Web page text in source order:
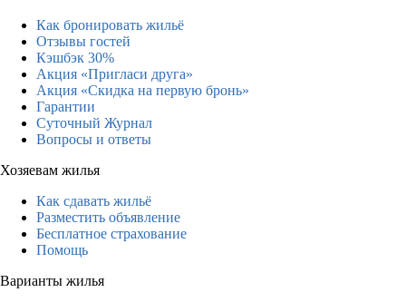
Как бронировать жильё
Отзывы гостей
Кэшбэк 30%
Акция «Пригласи друга»
Акция «Скидка на первую бронь»
Гарантии
Суточный Журнал
Вопросы и ответы
Хозяевам жилья
Как сдавать жильё
Разместить объявление
Бесплатное страхование
Помощь
Варианты жилья